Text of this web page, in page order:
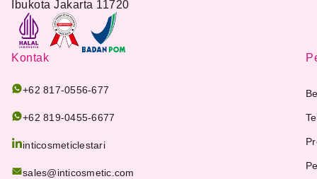
Ibukota Jakarta 11720
Kontak
+62 817-0556-677
+62 819-0455-6677
inticosmeticlestari
sales@inticosmetic.com